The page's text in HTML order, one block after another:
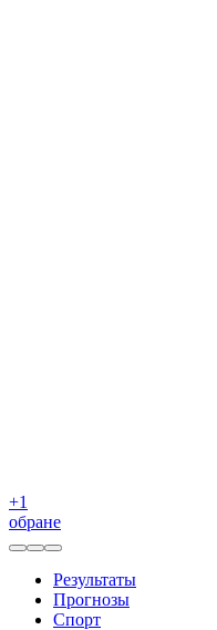
+1
обране
Результаты
Прогнозы
Спорт